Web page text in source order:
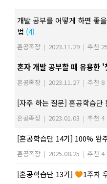
개발 공부를 어떻게 하면 좋
법 (4)
혼공족장 | 2023.11.29 | 추천 25
혼자 개발 공부할 때 유용한
혼공족장 | 2023.11.27 | 추천 8
[자주 하는 질문] 혼공학습단
혼공족장 | 2023.01.03 | 추천 4
[혼공학습단 14기] 100% 완
혼공족장 | 2025.08.25 | 추천 4
[혼공학습단 13기] 1주차